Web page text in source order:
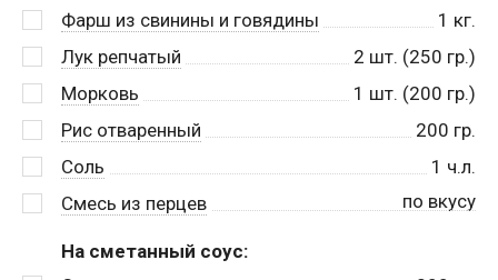
Фарш из свинины и говядины
1 кг.
Лук репчатый
2 шт. (250 гр.)
Морковь
1 шт. (200 гр.)
Рис отваренный
200 гр.
Соль
1 ч.л.
Смесь из перцев
по вкусу
На сметанный соус: